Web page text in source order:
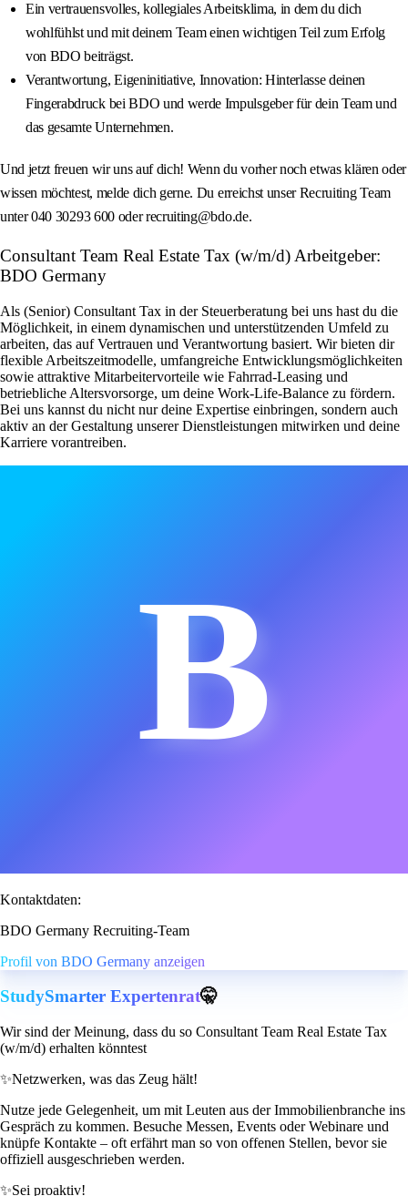
Ein vertrauensvolles, kollegiales Arbeitsklima, in dem du dich
wohlfühlst und mit deinem Team einen wichtigen Teil zum Erfolg
von BDO beiträgst.
Verantwortung, Eigeninitiative, Innovation: Hinterlasse deinen
Fingerabdruck bei BDO und werde Impulsgeber für dein Team und
das gesamte Unternehmen.
Und jetzt freuen wir uns auf dich! Wenn du vorher noch etwas klären oder
wissen möchtest, melde dich gerne. Du erreichst unser Recruiting Team
unter 040 30293 600 oder recruiting@bdo.de.
Consultant Team Real Estate Tax (w/m/d) Arbeitgeber:
BDO Germany
Als (Senior) Consultant Tax in der Steuerberatung bei uns hast du die
Möglichkeit, in einem dynamischen und unterstützenden Umfeld zu
arbeiten, das auf Vertrauen und Verantwortung basiert. Wir bieten dir
flexible Arbeitszeitmodelle, umfangreiche Entwicklungsmöglichkeiten
sowie attraktive Mitarbeitervorteile wie Fahrrad-Leasing und
betriebliche Altersvorsorge, um deine Work-Life-Balance zu fördern.
Bei uns kannst du nicht nur deine Expertise einbringen, sondern auch
aktiv an der Gestaltung unserer Dienstleistungen mitwirken und deine
Karriere vorantreiben.
B
Kontaktdaten:
BDO Germany Recruiting-Team
Profil von BDO Germany anzeigen
StudySmarter Expertenrat🤫
Wir sind der Meinung, dass du so Consultant Team Real Estate Tax
(w/m/d) erhalten könntest
✨Netzwerken, was das Zeug hält!
Nutze jede Gelegenheit, um mit Leuten aus der Immobilienbranche ins
Gespräch zu kommen. Besuche Messen, Events oder Webinare und
knüpfe Kontakte – oft erfährt man so von offenen Stellen, bevor sie
offiziell ausgeschrieben werden.
✨Sei proaktiv!